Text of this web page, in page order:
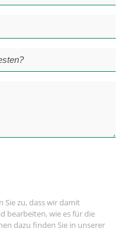
zu, dass wir damit
bearbeiten, wie es für die
dazu finden Sie in unserer